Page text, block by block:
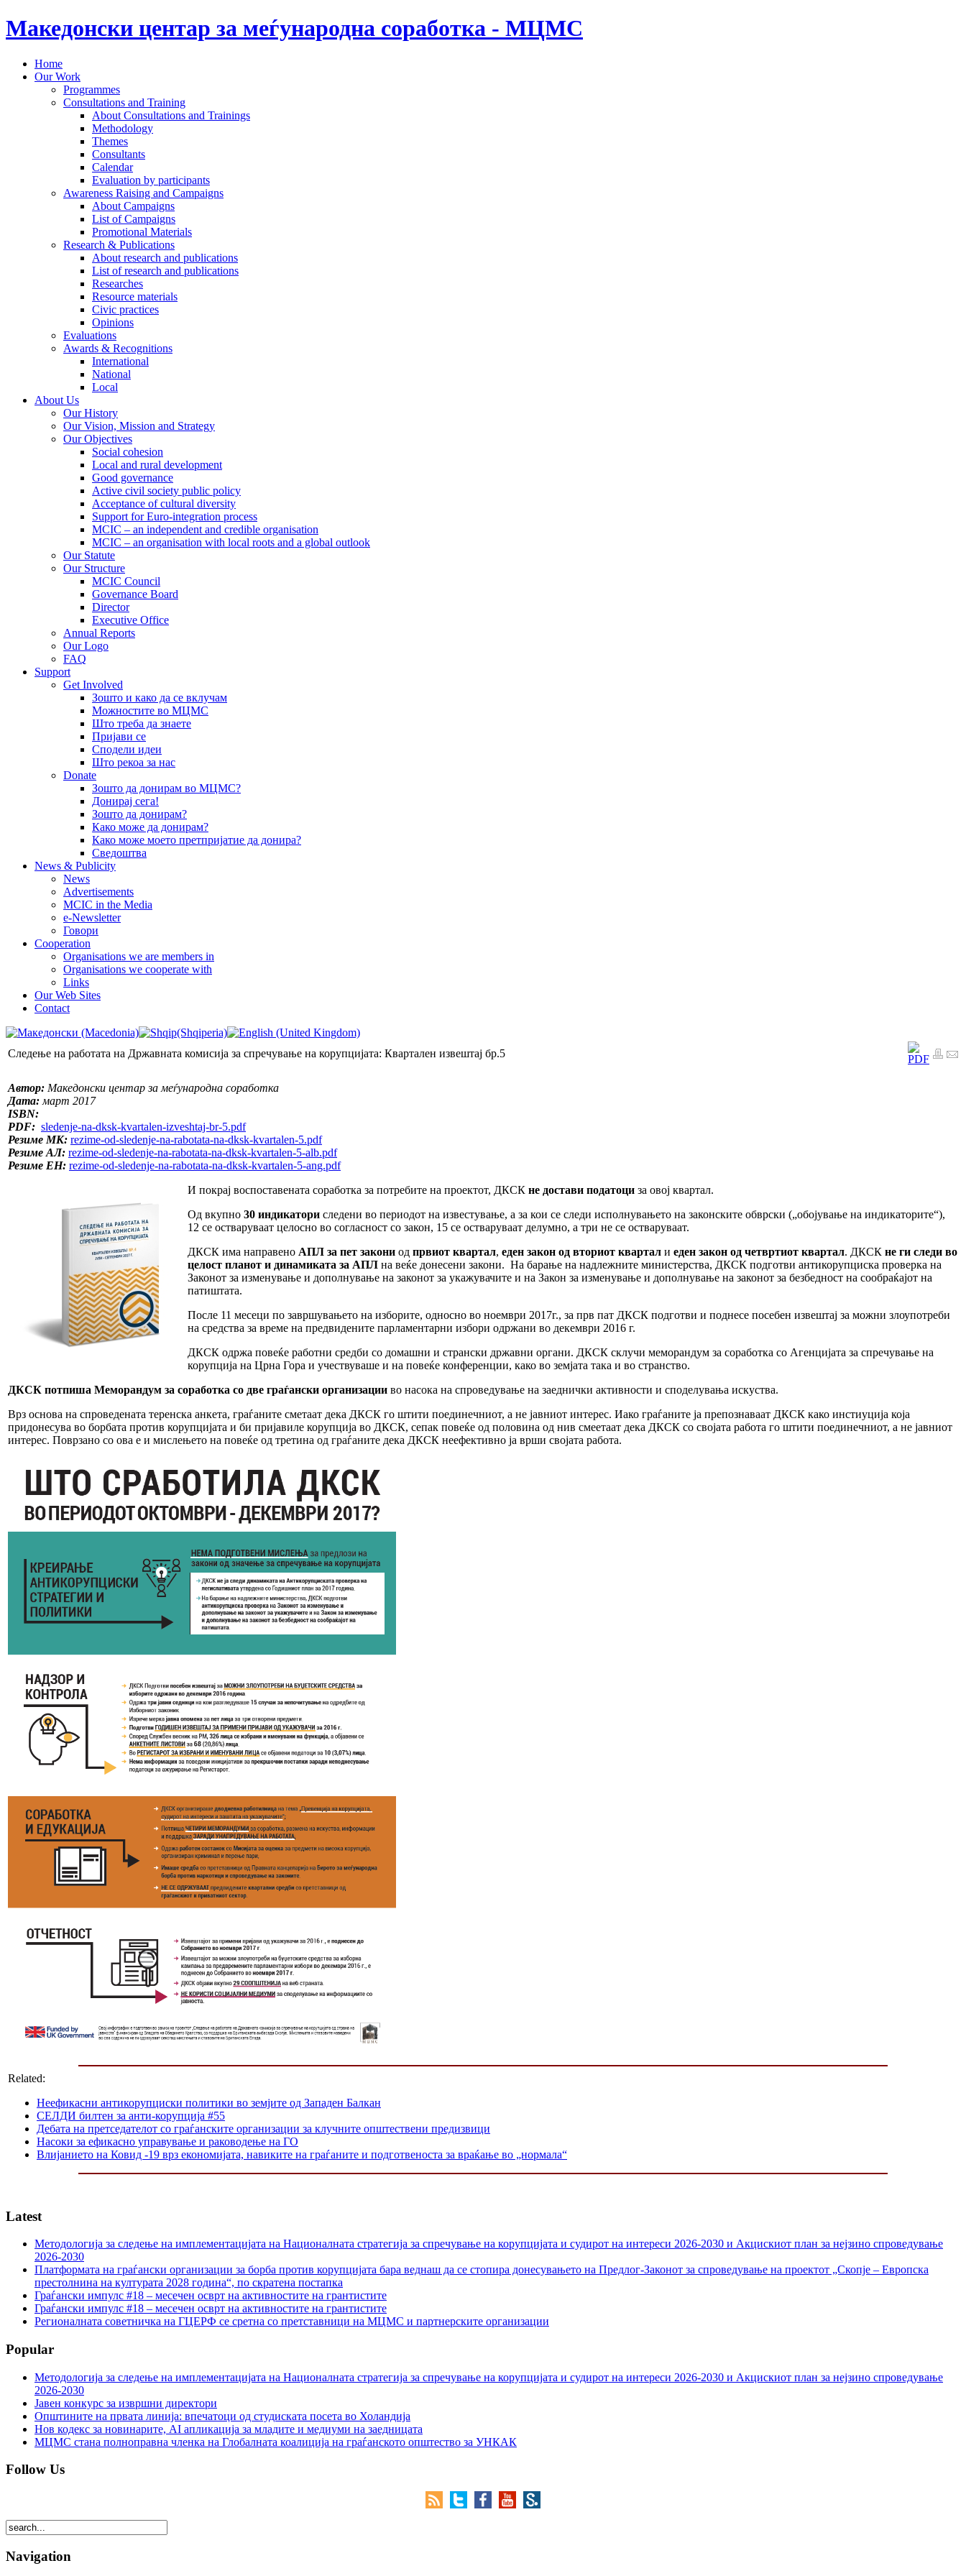
Македонски центар за меѓународна соработка - МЦМС
Home
Our Work
Programmes
Consultations and Training
About Consultations and Trainings
Methodology
Themes
Consultants
Calendar
Evaluation by participants
Awareness Raising and Campaigns
About Campaigns
List of Campaigns
Promotional Materials
Research & Publications
About research and publications
List of research and publications
Researches
Resource materials
Civic practices
Opinions
Evaluations
Awards & Recognitions
International
National
Local
About Us
Our History
Our Vision, Mission and Strategy
Our Objectives
Social cohesion
Local and rural development
Good governance
Active civil society public policy
Acceptance of cultural diversity
Support for Euro-integration process
MCIC – an independent and credible organisation
MCIC – an organisation with local roots and a global outlook
Our Statute
Our Structure
MCIC Council
Governance Board
Director
Executive Office
Annual Reports
Our Logo
FAQ
Support
Get Involved
Зошто и како да се вклучам
Можностите во МЦМС
Што треба да знаете
Пријави се
Сподели идеи
Што рекоа за нас
Donate
Зошто да донирам во МЦМС?
Донирај сега!
Зошто да донирам?
Како може да донирам?
Како може моето претпријатие да донира?
Сведоштва
News & Publicity
News
Advertisements
MCIC in the Media
e-Newsletter
Говори
Cooperation
Organisations we are members in
Organisations we cooperate with
Links
Our Web Sites
Contact
Следење на работата на Државната комисија за спречување на корупцијатa: Квартален извештај бр.5
Автор: Македонски центар за меѓународна соработка
Дата: март 2017
ISBN:
PDF: sledenje-na-dksk-kvartalen-izveshtaj-br-5.pdf
Резиме МК: rezime-od-sledenje-na-rabotata-na-dksk-kvartalen-5.pdf
Резиме АЛ: rezime-od-sledenje-na-rabotata-na-dksk-kvartalen-5-alb.pdf
Резиме ЕН: rezime-od-sledenje-na-rabotata-na-dksk-kvartalen-5-ang.pdf
И покрај воспоставената соработка за потребите на проектот, ДКСК не достави податоци за овој квартал.
Од вкупно 30 индикатори следени во периодот на известување, а за кои се следи исполнувањето на законските обврски („обојување на индикаторите“),
12 се остваруваат целосно во согласност со закон, 15 се остваруваат делумно, а три не се остваруваат.
ДКСК има направено АПЛ за пет закони од првиот квартал, еден закон од вториот квартал и еден закон од четвртиот квартал. ДКСК не ги следи во
целост планот и динамиката за АПЛ на веќе донесени закони. На барање на надлежните министерства, ДКСК подготви антикорупциска проверка на
Законот за изменување и дополнување на законот за укажувачите и на Закон за изменување и дополнување на законот за безбедност на сообраќајот на
патиштата.
После 11 месеци по завршувањето на изборите, односно во ноември 2017г., за прв пат ДКСК подготви и поднесе посебен извештај за можни злоупотреби
на средства за време на предвидените парламентарни избори одржани во декември 2016 г.
ДКСК одржа повеќе работни средби со домашни и странски државни органи. ДКСК склучи меморандум за соработка со Агенцијата за спречување на
корупција на Црна Гора и учествуваше и на повеќе конференции, како во земјата така и во странство.
ДКСК потпиша Меморандум за соработка со две граѓански организации во насока на спроведување на заеднички активности и споделувања искуства.
Врз основа на спроведената теренска анкета, граѓаните сметаат дека ДКСК го штити поединечниот, а не јавниот интерес. Иако граѓаните ја препознаваат ДКСК како инстиуција која
придонесува во борбата против корупцијата и би пријавиле корупција во ДКСК, сепак повеќе од половина од нив смеетаат дека ДКСК со својата работа го штити поединечниот, а не јавниот
интерес. Поврзано со ова е и мислењето на повеќе од третина од граѓаните дека ДКСК неефективно ја врши својата работа.
Related:
Неефикасни антикорупциски политики во земјите од Западен Балкан
СЕЛДИ билтен за анти-корупција #55
Дебата на претседателот со граѓанските организации за клучните општествени предизвици
Насоки за ефикасно управување и раководење на ГО
Влијанието на Ковид -19 врз економијата, навиките на граѓаните и подготвеноста за враќање во „нормала“
Latest
Методологија за следење на имплементацијата на Националната стратегија за спречување на корупцијата и судирот на интереси 2026-2030 и Акцискиот план за нејзино спроведување
2026-2030
Платформата на граѓански организации за борба против корупцијата бара веднаш да се стопира донесувањето на Предлог-Законот за спроведување на проектот „Скопје – Европска
престолнина на културата 2028 година“, по скратена постапка
Граѓански импулс #18 – месечен осврт на активностите на грантистите
Граѓански импулс #18 – месечен осврт на активностите на грантистите
Регионалната советничка на ГЦЕРФ се сретна со претставници на МЦМС и партнерските организации
Popular
Методологија за следење на имплементацијата на Националната стратегија за спречување на корупцијата и судирот на интереси 2026-2030 и Акцискиот план за нејзино спроведување
2026-2030
Јавен конкурс за извршни директори
Општините на првата линија: впечатоци од студиската посета во Холандија
Нов кодекс за новинарите, AI апликација за младите и медиуми на заедницата
МЦМС стана полноправна членка на Глобалната коалиција на граѓанското општество за УНКАК
Follow Us
Navigation